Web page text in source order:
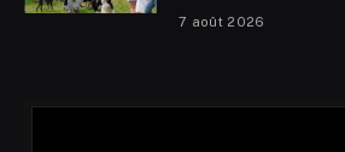
7 août 2026